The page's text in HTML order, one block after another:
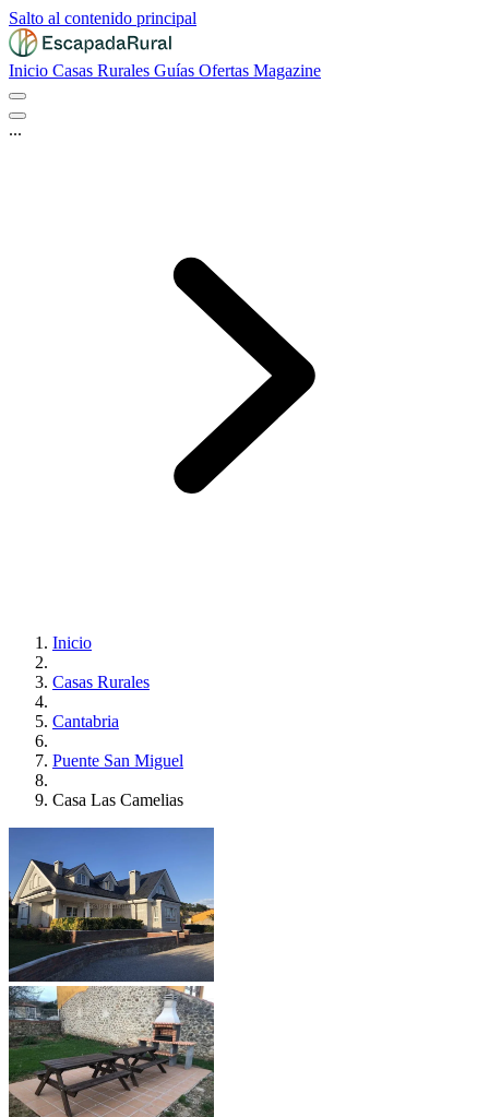
Salto al contenido principal
Inicio Casas Rurales Guías Ofertas Magazine
...
Inicio
Casas Rurales
Cantabria
Puente San Miguel
Casa Las Camelias